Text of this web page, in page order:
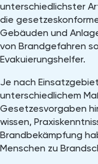
unterschiedlichster
die
Gebäuden und
von Brandgefahren
Evakuierungshelfer.
Je nach
unterschiedlichem
Gesetzesvorgaben
wissen,
Brandbekämpfung
Menschen zu